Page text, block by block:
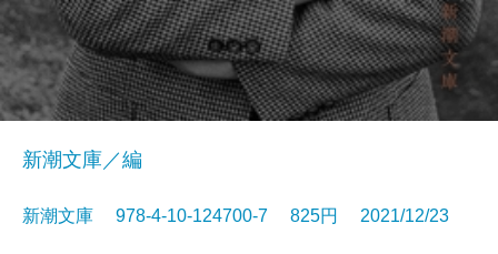
新潮文庫／編
新潮文庫 978-4-10-124700-7 825円 2021/12/23